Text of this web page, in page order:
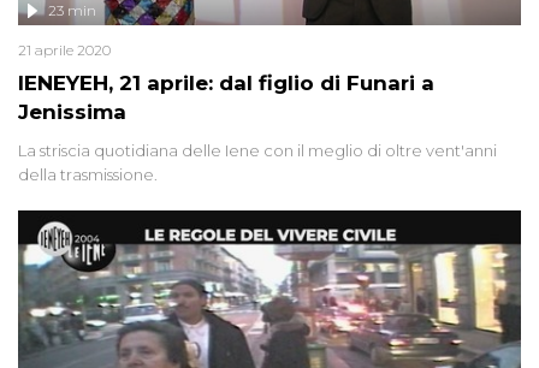
IENEYEH, 21 aprile: dal figlio di Funari a
Jenissima
23 min
21 aprile 2020
La striscia quotidiana delle Iene con il meglio di oltre vent'anni
della trasmissione.